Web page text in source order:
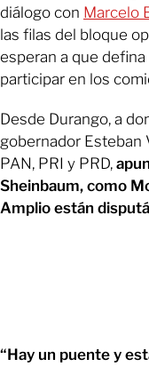
diálogo con Marcelo
las filas del bloque
esperan a que
participar en los
Desde Durango, a
gobernador Esteban
PAN, PRI y PRD,
Sheinbaum, como
Amplio están
“Hay un puente y